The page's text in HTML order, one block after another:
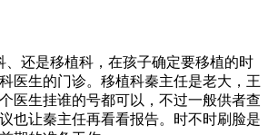
还是移植科，在孩子确定要移植的时
医生的门诊。移植科秦主任是老大，王
医生挂谁的号都可以，不过一般供者查
也让秦主任再看看报告。时不时刷脸是